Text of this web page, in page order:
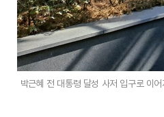
박근혜 전 대통령 달성 사저 입구로 이